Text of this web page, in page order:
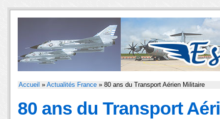
Accueil » Actualités France » 80 ans du Transport Aérien Militaire
80 ans du Transport